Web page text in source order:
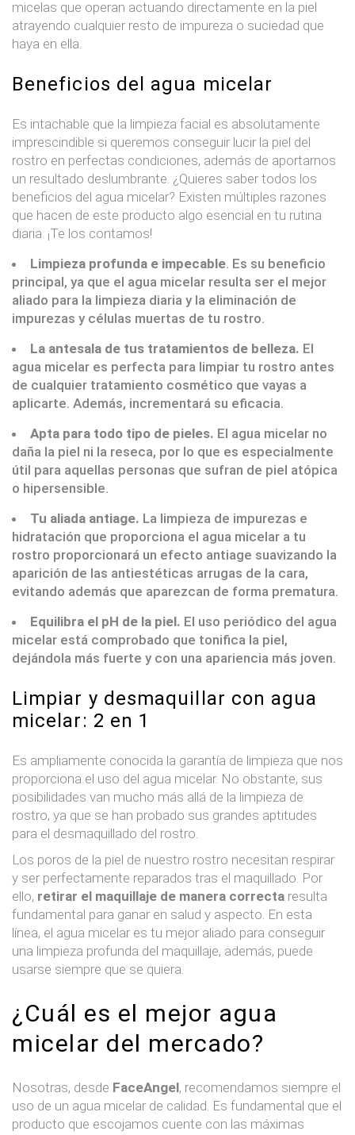
micelas que operan actuando directamente en la piel
atrayendo cualquier resto de impureza o suciedad que
haya en ella.
Beneficios del agua micelar
Es intachable que la limpieza facial es absolutamente
imprescindible si queremos conseguir lucir la piel del
rostro en perfectas condiciones, además de aportarnos
un resultado deslumbrante. ¿Quieres saber todos los
beneficios del agua micelar? Existen múltiples razones
que hacen de este producto algo esencial en tu rutina
diaria. ¡Te los contamos!
Limpieza profunda e impecable. Es su beneficio
principal, ya que el agua micelar resulta ser el mejor
aliado para la limpieza diaria y la eliminación de
impurezas y células muertas de tu rostro.
La antesala de tus tratamientos de belleza. El
agua micelar es perfecta para limpiar tu rostro antes
de cualquier tratamiento cosmético que vayas a
aplicarte. Además, incrementará su eficacia.
Apta para todo tipo de pieles. El agua micelar no
daña la piel ni la reseca, por lo que es especialmente
útil para aquellas personas que sufran de piel atópica
o hipersensible.
Tu aliada antiage. La limpieza de impurezas e
hidratación que proporciona el agua micelar a tu
rostro proporcionará un efecto antiage suavizando la
aparición de las antiestéticas arrugas de la cara,
evitando además que aparezcan de forma prematura.
Equilibra el pH de la piel. El uso periódico del agua
micelar está comprobado que tonifica la piel,
dejándola más fuerte y con una apariencia más joven.
Limpiar y desmaquillar con agua
micelar: 2 en 1
Es ampliamente conocida la garantía de limpieza que nos
proporciona el uso del agua micelar. No obstante, sus
posibilidades van mucho más allá de la limpieza de
rostro, ya que se han probado sus grandes aptitudes
para el desmaquillado del rostro.
Los poros de la piel de nuestro rostro necesitan respirar
y ser perfectamente reparados tras el maquillado. Por
ello, retirar el maquillaje de manera correcta resulta
fundamental para ganar en salud y aspecto. En esta
línea, el agua micelar es tu mejor aliado para conseguir
una limpieza profunda del maquillaje, además, puede
usarse siempre que se quiera.
¿Cuál es el mejor agua
micelar del mercado?
Nosotras, desde FaceAngel, recomendamos siempre el
uso de un agua micelar de calidad. Es fundamental que el
producto que escojamos cuente con las máximas